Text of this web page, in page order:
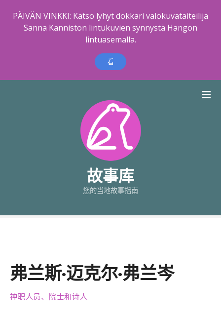
PÄIVÄN VINKKI: Katso lyhyt dokkari valokuvataiteilija
Sanna Kanniston lintukuvien synnystä Hangon
lintuasemalla.
看
故事库
您的当地故事指南
弗兰斯·迈克尔·弗兰岑
神职人员、院士和诗人